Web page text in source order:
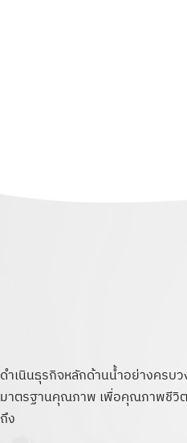
ดำเนินธุรกิจหลักด้านน้ำอย่างครบ
มาตรฐานคุณภาพ เพื่อคุณภาพชีวิ
ถึง